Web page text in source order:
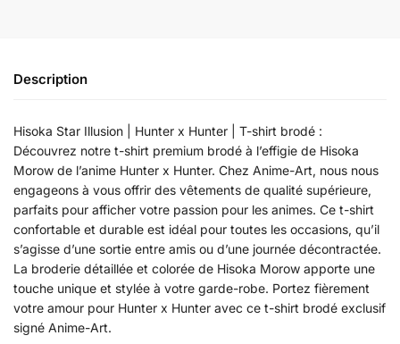
Description
Hisoka Star Illusion | Hunter x Hunter | T-shirt brodé :
Découvrez notre t-shirt premium brodé à l’effigie de Hisoka
Morow de l’anime Hunter x Hunter. Chez Anime-Art, nous nous
engageons à vous offrir des vêtements de qualité supérieure,
parfaits pour afficher votre passion pour les animes. Ce t-shirt
confortable et durable est idéal pour toutes les occasions, qu’il
s’agisse d’une sortie entre amis ou d’une journée décontractée.
La broderie détaillée et colorée de Hisoka Morow apporte une
touche unique et stylée à votre garde-robe. Portez fièrement
votre amour pour Hunter x Hunter avec ce t-shirt brodé exclusif
signé Anime-Art.